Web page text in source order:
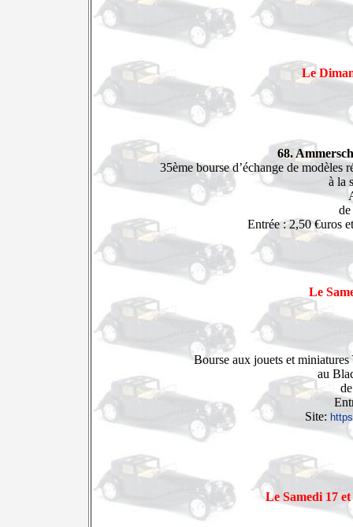
Le
68.
35ème bourse d’échange de
à la
Entrée : 2,50 €uros
Le
Bourse aux jouets et
au
Site:
Le Samedi 17